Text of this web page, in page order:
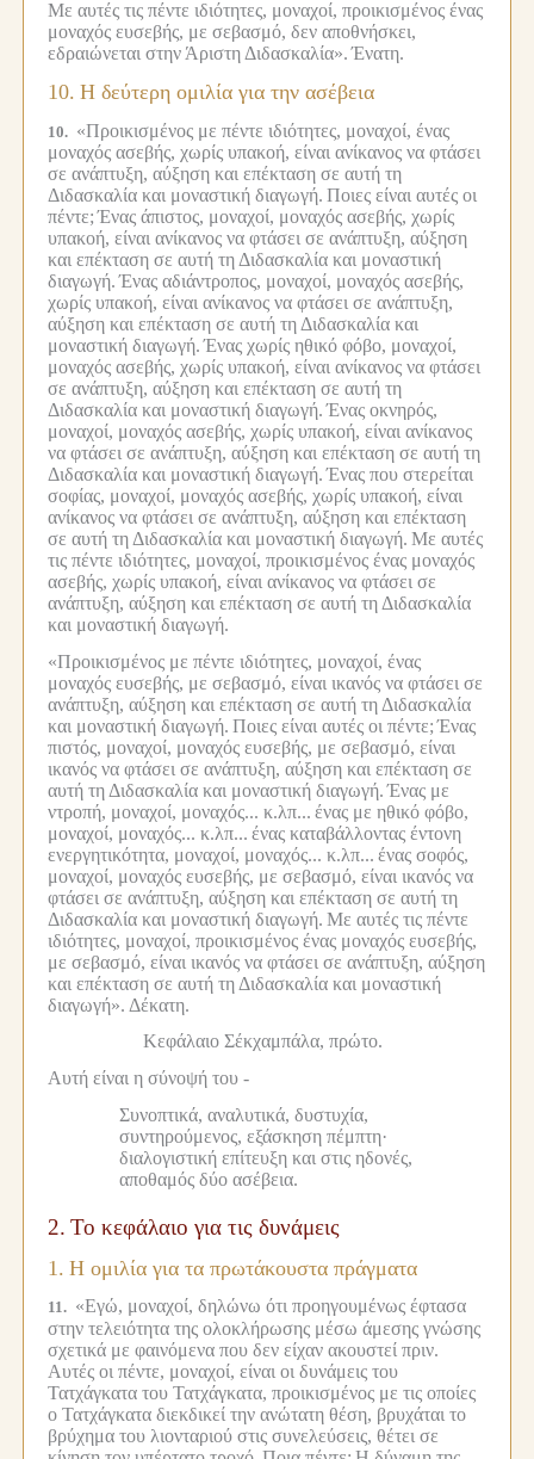
Με αυτές τις πέντε ιδιότητες, μοναχοί, προικισμένος ένας
μοναχός ευσεβής, με σεβασμό, δεν αποθνήσκει,
εδραιώνεται στην Άριστη Διδασκαλία». Ένατη.
10. Η δεύτερη ομιλία για την ασέβεια
10. «Προικισμένος με πέντε ιδιότητες, μοναχοί, ένας
μοναχός ασεβής, χωρίς υπακοή, είναι ανίκανος να φτάσει
σε ανάπτυξη, αύξηση και επέκταση σε αυτή τη
Διδασκαλία και μοναστική διαγωγή. Ποιες είναι αυτές οι
πέντε; Ένας άπιστος, μοναχοί, μοναχός ασεβής, χωρίς
υπακοή, είναι ανίκανος να φτάσει σε ανάπτυξη, αύξηση
και επέκταση σε αυτή τη Διδασκαλία και μοναστική
διαγωγή. Ένας αδιάντροπος, μοναχοί, μοναχός ασεβής,
χωρίς υπακοή, είναι ανίκανος να φτάσει σε ανάπτυξη,
αύξηση και επέκταση σε αυτή τη Διδασκαλία και
μοναστική διαγωγή. Ένας χωρίς ηθικό φόβο, μοναχοί,
μοναχός ασεβής, χωρίς υπακοή, είναι ανίκανος να φτάσει
σε ανάπτυξη, αύξηση και επέκταση σε αυτή τη
Διδασκαλία και μοναστική διαγωγή. Ένας οκνηρός,
μοναχοί, μοναχός ασεβής, χωρίς υπακοή, είναι ανίκανος
να φτάσει σε ανάπτυξη, αύξηση και επέκταση σε αυτή τη
Διδασκαλία και μοναστική διαγωγή. Ένας που στερείται
σοφίας, μοναχοί, μοναχός ασεβής, χωρίς υπακοή, είναι
ανίκανος να φτάσει σε ανάπτυξη, αύξηση και επέκταση
σε αυτή τη Διδασκαλία και μοναστική διαγωγή. Με αυτές
τις πέντε ιδιότητες, μοναχοί, προικισμένος ένας μοναχός
ασεβής, χωρίς υπακοή, είναι ανίκανος να φτάσει σε
ανάπτυξη, αύξηση και επέκταση σε αυτή τη Διδασκαλία
και μοναστική διαγωγή.
«Προικισμένος με πέντε ιδιότητες, μοναχοί, ένας
μοναχός ευσεβής, με σεβασμό, είναι ικανός να φτάσει σε
ανάπτυξη, αύξηση και επέκταση σε αυτή τη Διδασκαλία
και μοναστική διαγωγή. Ποιες είναι αυτές οι πέντε; Ένας
πιστός, μοναχοί, μοναχός ευσεβής, με σεβασμό, είναι
ικανός να φτάσει σε ανάπτυξη, αύξηση και επέκταση σε
αυτή τη Διδασκαλία και μοναστική διαγωγή. Ένας με
ντροπή, μοναχοί, μοναχός... κ.λπ... ένας με ηθικό φόβο,
μοναχοί, μοναχός... κ.λπ... ένας καταβάλλοντας έντονη
ενεργητικότητα, μοναχοί, μοναχός... κ.λπ... ένας σοφός,
μοναχοί, μοναχός ευσεβής, με σεβασμό, είναι ικανός να
φτάσει σε ανάπτυξη, αύξηση και επέκταση σε αυτή τη
Διδασκαλία και μοναστική διαγωγή. Με αυτές τις πέντε
ιδιότητες, μοναχοί, προικισμένος ένας μοναχός ευσεβής,
με σεβασμό, είναι ικανός να φτάσει σε ανάπτυξη, αύξηση
και επέκταση σε αυτή τη Διδασκαλία και μοναστική
διαγωγή». Δέκατη.
Κεφάλαιο Σέκχαμπάλα, πρώτο.
Αυτή είναι η σύνοψή του -
Συνοπτικά, αναλυτικά, δυστυχία,
συντηρούμενος, εξάσκηση πέμπτη·
διαλογιστική επίτευξη και στις ηδονές,
αποθαμός δύο ασέβεια.
2. Το κεφάλαιο για τις δυνάμεις
1. Η ομιλία για τα πρωτάκουστα πράγματα
11. «Εγώ, μοναχοί, δηλώνω ότι προηγουμένως έφτασα
στην τελειότητα της ολοκλήρωσης μέσω άμεσης γνώσης
σχετικά με φαινόμενα που δεν είχαν ακουστεί πριν.
Αυτές οι πέντε, μοναχοί, είναι οι δυνάμεις του
Τατχάγκατα του Τατχάγκατα, προικισμένος με τις οποίες
ο Τατχάγκατα διεκδικεί την ανώτατη θέση, βρυχάται το
βρύχημα του λιονταριού στις συνελεύσεις, θέτει σε